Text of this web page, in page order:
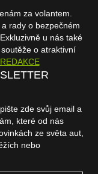
za volantem.
rady o bezpečném
u nás také
o atraktivní
REDAKCE
zde svůj email a
které od nás
ze světa aut,
nebo